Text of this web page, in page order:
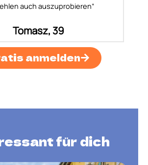
auch auszuprobieren“
Tomasz, 39
anmelden
für dich